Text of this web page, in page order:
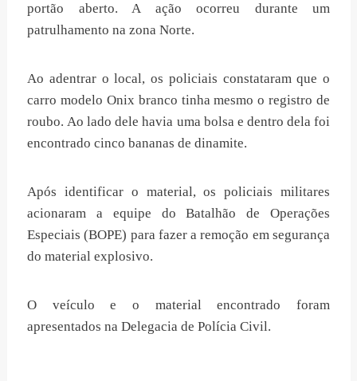
portão aberto. A ação ocorreu durante um
patrulhamento na zona Norte.
Ao adentrar o local, os policiais constataram que o
carro modelo Onix branco tinha mesmo o registro de
roubo. Ao lado dele havia uma bolsa e dentro dela foi
encontrado cinco bananas de dinamite.
Após identificar o material, os policiais militares
acionaram a equipe do Batalhão de Operações
Especiais (BOPE) para fazer a remoção em segurança
do material explosivo.
O veículo e o material encontrado foram
apresentados na Delegacia de Polícia Civil.